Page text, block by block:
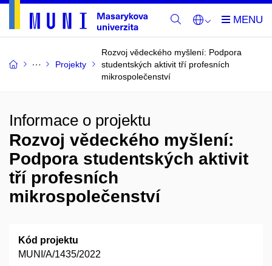
Projekty
Rozvoj vědeckého myšlení: Podpora
studentských aktivit tří profesních
mikrospolečenství
Informace o projektu
Rozvoj vědeckého myšlení:
Podpora studentských aktivit
tří profesních
mikrospolečenství
Kód projektu
MUNI/A/1435/2022